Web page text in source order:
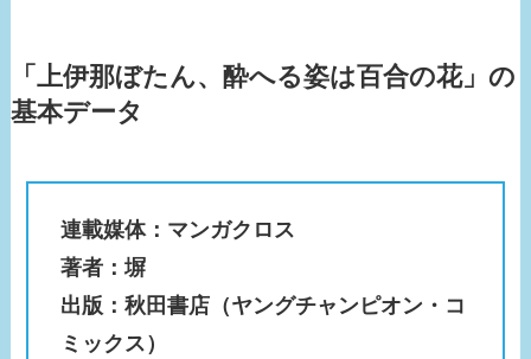
「上伊那ぼたん、酔へる姿は百合の花」の
基本データ
連載媒体：マンガクロス
著者：塀
出版：秋田書店（ヤングチャンピオン・コ
ミックス）